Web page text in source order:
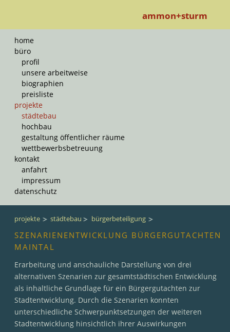
ammon+sturm
Navigation
überspringen
home
büro
profil
unsere arbeitweise
biographien
preisliste
projekte
städtebau
hochbau
gestaltung öffentlicher räume
wettbewerbsbetreuung
kontakt
anfahrt
impressum
datenschutz
projekte städtebau bürgerbeteiligung
SZENARIENENTWICKLUNG BÜRGERGUTACHTEN
MAINTAL
Erarbeitung und anschauliche Darstellung von drei
alternativen Szenarien zur gesamtstädtischen Entwicklung
als inhaltliche Grundlage für ein Bürgergutachten zur
Stadtentwicklung. Durch die Szenarien konnten
unterschiedliche Schwerpunktsetzungen der weiteren
Stadtentwicklung hinsichtlich ihrer Auswirkungen